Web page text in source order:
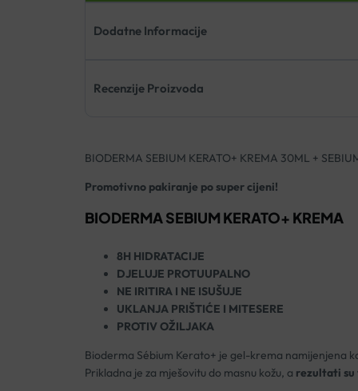
Dodatne Informacije
Recenzije Proizvoda
BIODERMA SEBIUM KERATO+ KREMA 30ML +
Promotivno pakiranje po super cijeni!
BIODERMA SEBIUM KERATO+ KREMA
8H HIDRATACIJE
DJELUJE PROTUUPALNO
NE IRITIRA I NE ISUŠUJE
UKLANJA PRIŠTIĆE I MITESERE
PROTIV OŽILJAKA
Bioderma Sébium Kerato+ je gel-krema namijenjena
Prikladna je za mješovitu do masnu kožu, a rezultati su